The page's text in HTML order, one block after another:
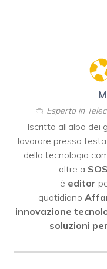
Esperto in
Iscritto all’albo dei
lavorare presso
della tecnologia
oltre a
è editor
quotidiano
innovazione
soluzioni